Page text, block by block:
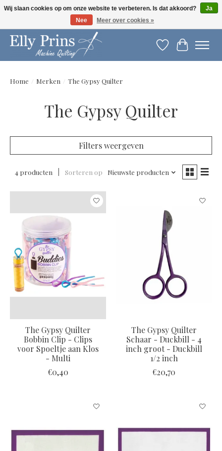
Let op: gewijzigde openingstijden!
Verlanglijst
Home / Merken / The Gypsy Quilter
The Gypsy Quilter
Filters weergeven
4 producten Sorteren op Nieuwste producten
The Gypsy Quilter
Bobbin Clip - Clips
voor Spoeltje aan Klos
- Multi
€0,40
The Gypsy Quilter
Schaar - Duckbill - 4
inch groot - Duckbill
1/2 inch
€20,70
Wij slaan cookies op om onze website te verbeteren. Is dat akkoord?
Ja
Nee
Meer over cookies »